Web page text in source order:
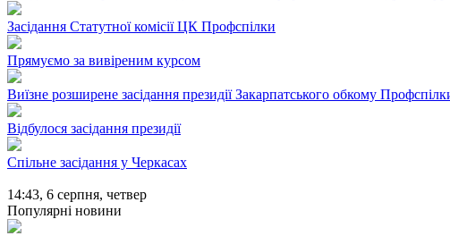
Засідання Статутної комісії ЦК Профспілки
Прямуємо за вивіреним курсом
Виїзне розширене засідання президії Закарпатського обкому
Відбулося засідання президії
Спільне засідання у Черкасах
14:43, 6 серпня, четвер
Популярні новини